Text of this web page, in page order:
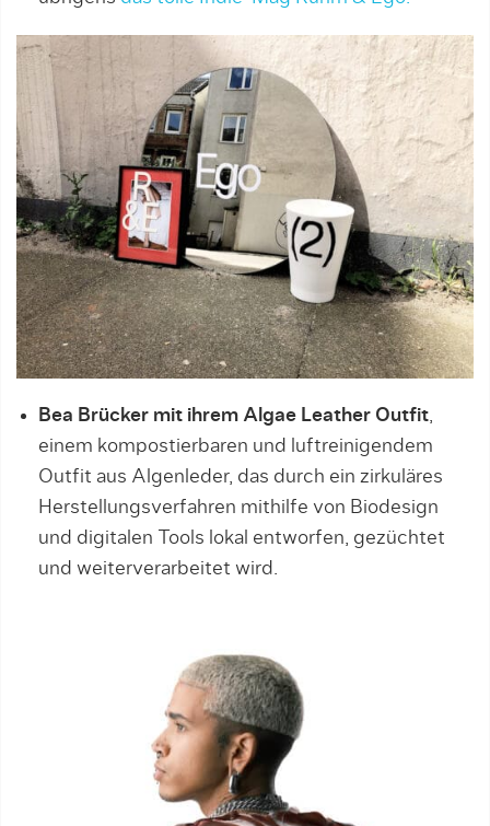
Bea Brücker mit ihrem Algae Leather Outfit,
einem kompostierbaren und luftreinigendem
Outfit aus Algenleder, das durch ein zirkuläres
Herstellungsverfahren mithilfe von Biodesign
und digitalen Tools lokal entworfen, gezüchtet
und weiterverarbeitet wird.